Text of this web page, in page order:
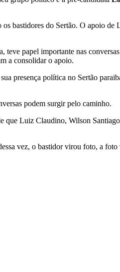
bastidores do Sertão. O apoio de
teve papel importante nas
a consolidar o apoio.
presença política no Sertão
podem surgir pelo caminho.
que Luiz Claudino, Wilson
vez, o bastidor virou foto, a